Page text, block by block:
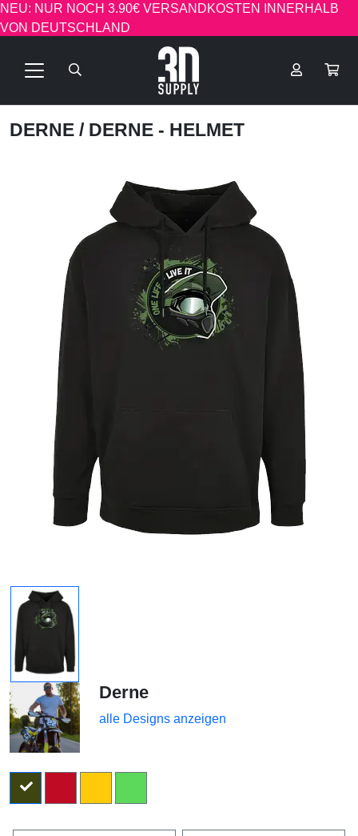
NEU: NUR NOCH 3.90€ VERSANDKOSTEN INNERHALB
VON DEUTSCHLAND
DERNE / DERNE - HELMET
Derne
alle Designs anzeigen